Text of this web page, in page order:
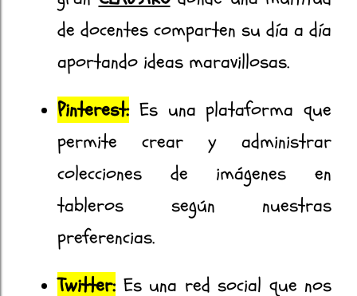
de docentes comparten su día a día
aportando ideas maravillosas.
Pinterest:Es una plataforma que
permite crear y administrar
colecciones de imágenes en
tableros según nuestras
preferencias.
Twitter: Es una red social que nos